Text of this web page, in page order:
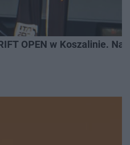
OPEN w Koszalinie.